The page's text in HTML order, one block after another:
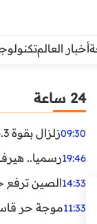
أخبار العالم
24 ساعة
09:30زلزال بقوة 6.3 درجات يضرب جنوب الفلبين.. ولا تحذير من تسونامي حتى الآن
19:46رسميا..
14:33الصين ترفع
11:33موجة حر